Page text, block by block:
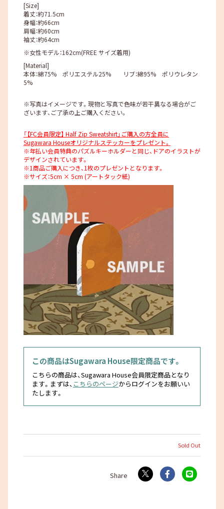
[Size]
着丈：約71.5cm
身幅：約66cm
肩幅：約60cm
袖丈：約64cm
※女性モデル：162cm(FREE サイズ着用)
[Material]
本体：綿75% ポリエステル25% リブ：綿95% ポリウレタン
5%
※写真はイメージです。現物と写真で色味が若干異なる場合がご
ざいます、ご了承の上ご購入ください。
「【FC会員限定】 Half Zip Sweatshirt」ご購入の方全員に
Sugawara Houseオリジナルステッカーをプレゼント。
※年払い会員特典のパズルキーホルダーと同じ、ドアのイラストが
デザインされています。
※1商品ご購入につき、1枚のプレゼントとなります。
※サイズ：5cm × 5cm (アートタック紙)
この商品はSugawara House限定商品です。
こちらの商品は、Sugawara House会員限定商品となり
ます。まずは、 こちらのページからログインをお願いい
たします。
Sold Out